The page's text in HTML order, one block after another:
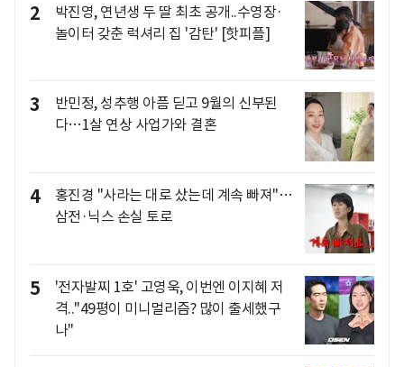
2
박진영, 연년생 두 딸 최초 공개..수영장·
놀이터 갖춘 럭셔리 집 '감탄' [핫피플]
3
반민정, 성추행 아픔 딛고 9월의 신부된
다…1살 연상 사업가와 결혼
4
홍진경 "사라는 대로 샀는데 계속 빠져"…
삼전·닉스 손실 토로
5
'전자발찌 1호' 고영욱, 이번엔 이지혜 저
격.."49평이 미니멀리즘? 많이 출세했구
나"